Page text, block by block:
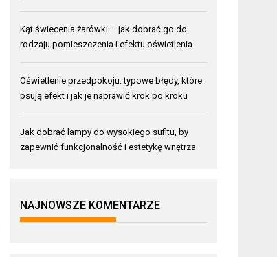
Kąt świecenia żarówki – jak dobrać go do
rodzaju pomieszczenia i efektu oświetlenia
Oświetlenie przedpokoju: typowe błędy, które
psują efekt i jak je naprawić krok po kroku
Jak dobrać lampy do wysokiego sufitu, by
zapewnić funkcjonalność i estetykę wnętrza
NAJNOWSZE KOMENTARZE